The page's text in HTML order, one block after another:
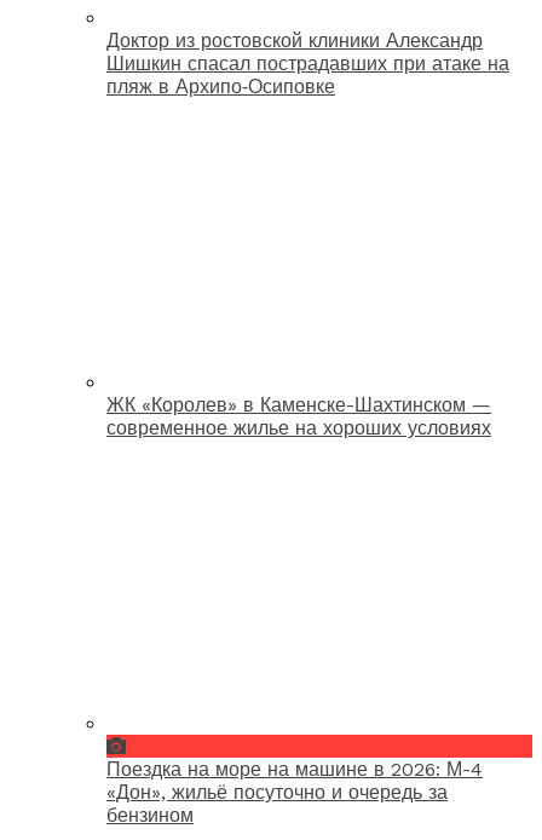
Доктор из ростовской клиники Александр
Шишкин спасал пострадавших при атаке на
пляж в Архипо‑Осиповке
ЖК «Королев» в Каменске-Шахтинском —
современное жилье на хороших условиях
Поездка на море на машине в 2026: М-4
«Дон», жильё посуточно и очередь за
бензином